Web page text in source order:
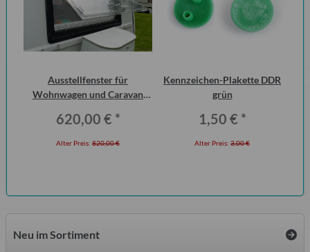
Ausstellfenster für
Wohnwagen und Caravan
Seitz
620,00 € *
Alter Preis: 820,00 €
Kennzeichen-Plakette DDR
grün
1,50 € *
Alter Preis: 3,00 €
Neu im Sortiment